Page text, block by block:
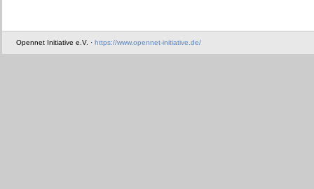
Opennet Initiative e.V. · https://www.opennet-initiative.de/